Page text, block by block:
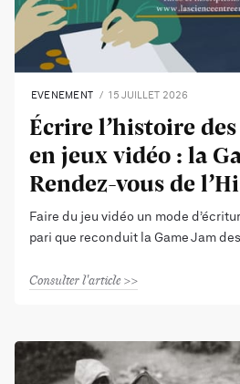
EVENEMENT 15 JUILLET 2026
Écrire l’histoire
en jeux vidéo : la
Rendez-vous de
Faire du jeu vidéo un mode
pari que reconduit la Game Jam des
Consulter l'article